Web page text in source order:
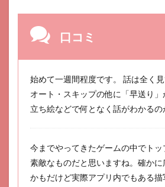
口コミ
始めて一週間程度です。 話は全く見
オート・スキップの他に「早送り
立ち絵などで何となく話がわかるの
今までやってきたゲームの中でトッ
素敵なものだと思いますね。確か
かもだけど実際アプリ内でもある描